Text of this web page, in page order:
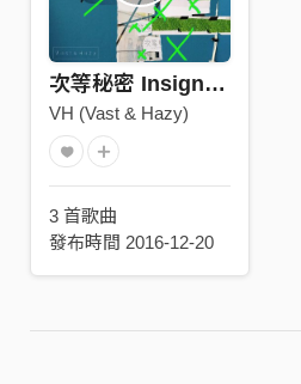
次等秘密 Insignificant Secret
VH (Vast & Hazy)
3 首歌曲
發布時間 2016-12-20